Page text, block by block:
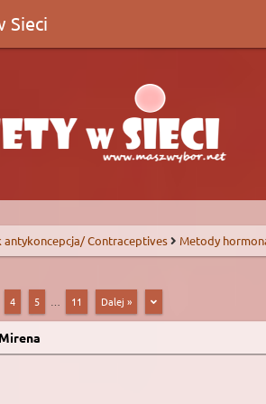
Sieci
antykoncepcja/ Contraceptives Metody
4 5 11 Dalej »